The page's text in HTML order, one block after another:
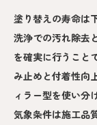
塗り替えの寿命は
洗浄での汚れ除去
を確実に行うこと
み止めと付着性向
ィラー型を使い分
気象条件は施工品